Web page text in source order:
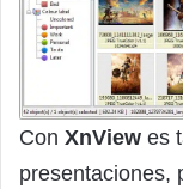
Con XnView es
presentaciones,